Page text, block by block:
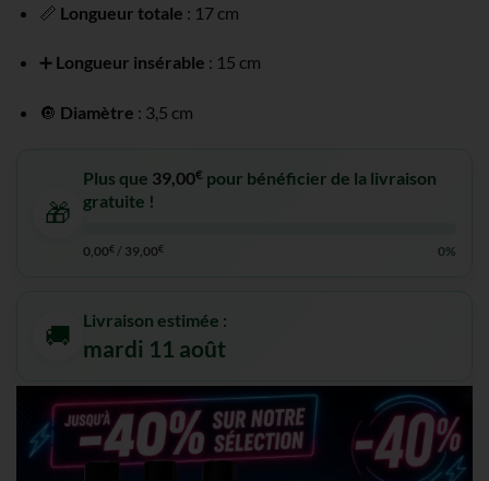
📏 Longueur totale : 17 cm
➕ Longueur insérable : 15 cm
🔘 Diamètre : 3,5 cm
🎁
Plus que 39,00€ pour bénéficier de la livraison
gratuite !
0,00€ / 39,00€ 0%
🚚 Livraison estimée :
mardi 11 août